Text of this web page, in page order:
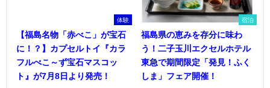
体験
【福島名物「赤べこ」が宝石
に！？】カプセルトイ『カラ
フルべこ～ず宝石マスコッ
ト』が7月8日より発売！
宿泊
福島県の恵みを存分に味わ
う！二子玉川エクセルホテル
東急で期間限定「発見！ふく
しま」フェア開催！